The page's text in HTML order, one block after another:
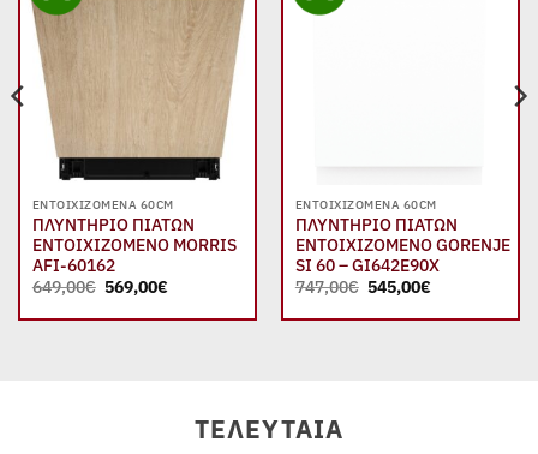
Add to
wishlist
ΕΝΤΟΙΧΙΖΌΜΕΝΑ 60CM
ΠΛΥΝΤΗΡΙΟ ΠΙΑΤΩΝ
ΕΝΤΟΙΧΙΖΟΜΕΝΟ MORRIS
AFI-60162
649,00€ Original
price
was:
569,00€Η
τιμή
ΕΝΤΟΙΧΙΖΌΜΕΝΑ 60CM
ΠΛΥΝΤΗΡΙΟ ΠΙΑΤΩΝ
ΕΝΤΟΙΧΙΖΟΜΕΝΟ GORENJE
SI 60 – GI642E90X
747,00€ Original
price
was:
545,00€Η
τιμή
ΤΕΛΕΥΤΑΊΑ